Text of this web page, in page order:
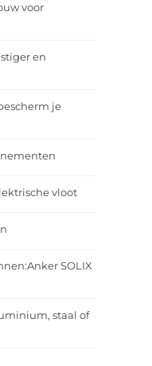
voor
en
je
vloot
SOLIX
staal of